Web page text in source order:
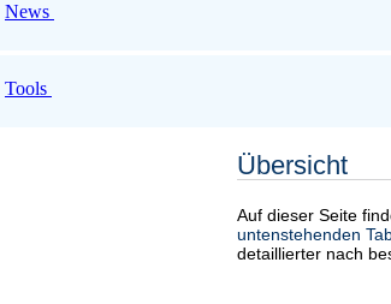
News
Tools
Übersicht
Auf dieser Seite
untenstehenden
detaillierter nach